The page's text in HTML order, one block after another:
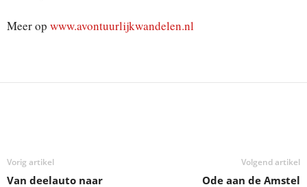
Meer op www.avontuurlijkwandelen.nl
Vorig artikel
Van deelauto naar
Volgend artikel
Ode aan de Amstel